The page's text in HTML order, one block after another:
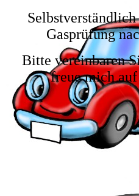
Gasprüfung
Bitte vereinbaren
freue mich